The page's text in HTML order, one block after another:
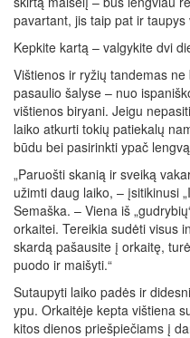
pavartant, jis taip pat ir taupys
Kepkite kartą – valgykite dvi
Vištienos ir ryžių tandemas
pasaulio šalyse – nuo
vištienos biryani. Jeigu
laiko atkurti tokių patiekalų
būdu bei pasirinkti ypač
„Paruošti skanią ir sveiką
užimti daug laiko, – įsitikinusi
Semaška. – Viena iš
orkaitei. Tereikia sudėti visus
skardą pašausite į orkaitę,
puodo ir maišyti.“
Sutaupyti laiko padės ir
ypu. Orkaitėje kepta vištiena
kitos dienos priešpiečiams į